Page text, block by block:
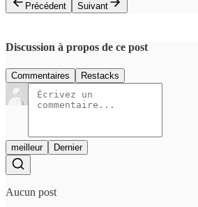
Précédent
Suivant
Discussion à propos de ce post
Commentaires Restacks
meilleur Dernier
Aucun post